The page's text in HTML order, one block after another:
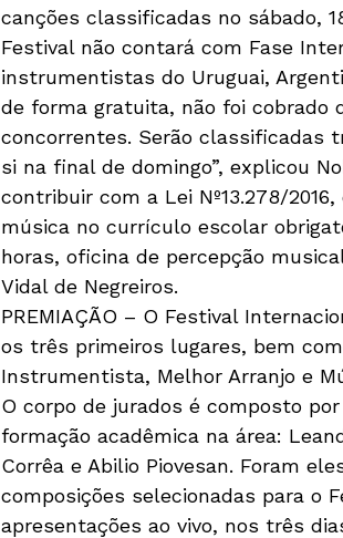
canções classificadas no sábado,
Festival não contará com Fase
instrumentistas do Uruguai,
de forma gratuita, não foi cobrado
concorrentes. Serão classificadas
si na final de domingo”, explicou
contribuir com a Lei Nº13.278/
música no currículo escolar
horas, oficina de percepção
Vidal de Negreiros.
PREMIAÇÃO – O Festival
os três primeiros lugares, bem
Instrumentista, Melhor Arranjo e
O corpo de jurados é composto
formação acadêmica na área:
Corrêa e Abilio Piovesan. Foram
composições selecionadas para o
apresentações ao vivo, nos três